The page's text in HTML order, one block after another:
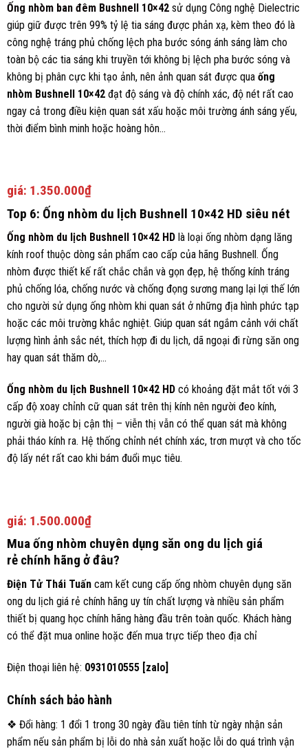
Ống nhòm ban đêm Bushnell 10×42 sử dụng Công nghệ Dielectric
giúp giữ được trên 99% tỷ lệ tia sáng được phản xạ, kèm theo đó là
công nghệ tráng phủ chống lệch pha bước sóng ánh sáng làm cho
toàn bộ các tia sáng khi truyền tới không bị lệch pha bước sóng và
không bị phân cực khi tạo ảnh, nên ảnh quan sát được qua ống
nhòm Bushnell 10×42 đạt độ sáng và độ chính xác, độ nét rất cao
ngay cả trong điều kiện quan sát xấu hoặc môi trường ánh sáng yếu,
thời điểm bình minh hoặc hoàng hôn…
giá: 1.350.000₫
Top 6: Ống nhòm du lịch Bushnell 10×42 HD siêu nét
Ống nhòm du lịch Bushnell 10×42 HD là loại ống nhòm dạng lăng
kính roof thuộc dòng sản phẩm cao cấp của hãng Bushnell. Ống
nhòm được thiết kế rất chắc chắn và gọn đẹp, hệ thống kính tráng
phủ chống lóa, chống nước và chống đọng sương mang lại lợi thế lớn
cho người sử dụng ống nhòm khi quan sát ở những địa hình phức tạp
hoặc các môi trường khắc nghiệt. Giúp quan sát ngắm cảnh với chất
lượng hình ảnh sắc nét, thích hợp đi du lịch, dã ngoại đi rừng săn ong
hay quan sát thăm dò,…
Ống nhòm du lịch Bushnell 10×42 HD có khoảng đặt mắt tốt với 3
cấp độ xoay chỉnh cữ quan sát trên thị kính nên người đeo kính,
người già hoặc bị cận thị – viễn thị vẫn có thể quan sát mà không
phải tháo kính ra. Hệ thống chỉnh nét chính xác, trơn mượt và cho tốc
độ lấy nét rất cao khi bám đuổi mục tiêu.
giá: 1.500.000₫
Muaống nhòm chuyên dụng săn ong du lịch giá
rẻ chính hãng ở đâu?
Điện Tử Thái Tuấn cam kết cung cấp ống nhòm chuyên dụng săn
ong du lịch giá rẻ chính hãng uy tín chất lượng và nhiều sản phẩm
thiết bị quang học chính hãng hàng đầu trên toàn quốc. Khách hàng
có thể đặt mua online hoặc đến mua trực tiếp theo địa chỉ
Điện thoại liên hệ: 0931010555 [zalo]
Chính sách bảo hành
❖ Đổi hàng: 1 đổi 1 trong 30 ngày đầu tiên tính từ ngày nhận sản
phẩm nếu sản phẩm bị lỗi do nhà sản xuất hoặc lỗi do quá trình vận